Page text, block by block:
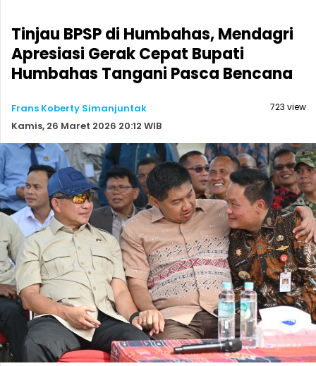
Tinjau BPSP di Humbahas, Mendagri
Apresiasi Gerak Cepat Bupati
Humbahas Tangani Pasca Bencana
Frans Koberty Simanjuntak
Kamis, 26 Maret 2026 20:12 WIB
723 view